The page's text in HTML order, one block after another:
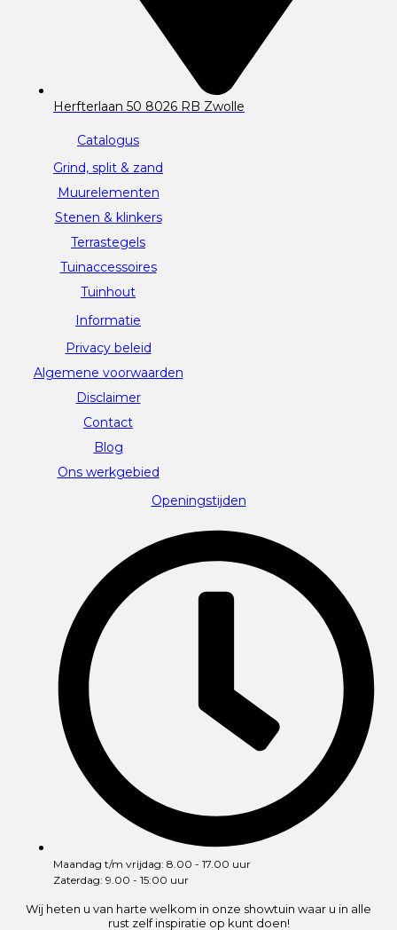
Herfterlaan 50 8026 RB Zwolle
Catalogus
Grind, split & zand
Muurelementen
Stenen & klinkers
Terrastegels
Tuinaccessoires
Tuinhout
Informatie
Privacy beleid
Algemene voorwaarden
Disclaimer
Contact
Blog
Ons werkgebied
Openingstijden
Maandag t/m vrijdag: 8.00 - 17.00 uur
Zaterdag: 9.00 - 15:00 uur
Wij heten u van harte welkom in onze showtuin waar u in alle
rust zelf inspiratie op kunt doen!